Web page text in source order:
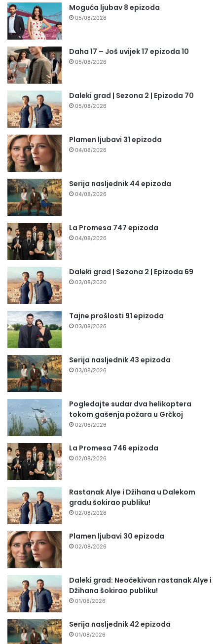
Moguća ljubav 8 epizoda
05/08/2026
Daha 17 – Još uvijek 17 epizoda 10
05/08/2026
Daleki grad | Sezona 2 | Epizoda 70
05/08/2026
Plamen ljubavi 31 epizoda
04/08/2026
Serija nasljednik 44 epizoda
04/08/2026
La Promesa 747 epizoda
04/08/2026
Daleki grad | Sezona 2 | Epizoda 69
03/08/2026
Tajne prošlosti 91 epizoda
03/08/2026
Serija nasljednik 43 epizoda
03/08/2026
Pogledajte sudar dva helikoptera
tokom gašenja požara u Grčkoj
02/08/2026
La Promesa 746 epizoda
02/08/2026
Rastanak Alye i Džihana u Dalekom
gradu šokirao publiku!
02/08/2026
Plamen ljubavi 30 epizoda
02/08/2026
Daleki grad: Neočekivan rastanak Alye i
Džihana šokirao publiku!
01/08/2026
Serija nasljednik 42 epizoda
01/08/2026